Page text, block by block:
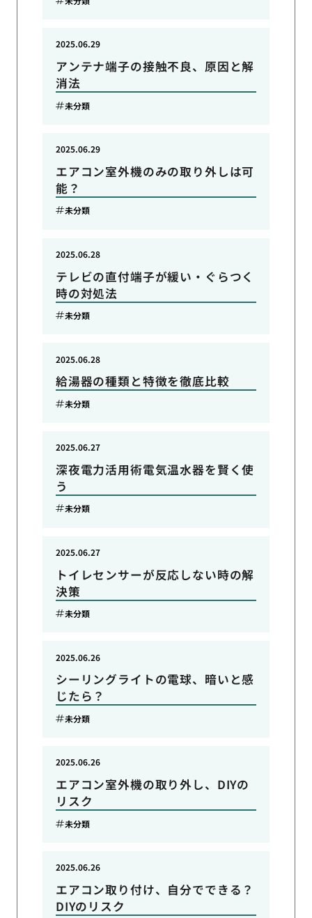
アンテナ端子の接触不良、原因と解
消法
2025.06.29
未分類
エアコン室外機のみの取り外しは可
能？
2025.06.29
未分類
テレビの直付端子が緩い・ぐらつく
時の対処法
2025.06.28
未分類
給湯器の種類と特徴を徹底比較
2025.06.28
未分類
深夜電力活用術電気温水器を賢く使
う
2025.06.27
未分類
トイレセンサーが反応しない時の解
決策
2025.06.27
未分類
シーリングライトの電球、暗いと感
じたら？
2025.06.26
未分類
エアコン室外機の取り外し、DIYの
リスク
2025.06.26
未分類
エアコン取り付け、自分でできる？
DIYのリスク
2025.06.26